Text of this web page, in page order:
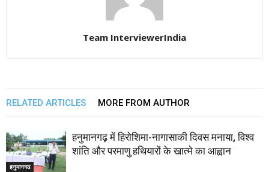
Team InterviewerIndia
RELATED ARTICLES MORE FROM AUTHOR
हनुमानगढ
हनुमानगढ़ में हिरोशिमा-नागासाकी दिवस मनाया, विश्व
शांति और परमाणु हथियारों के खात्मे का आह्वान